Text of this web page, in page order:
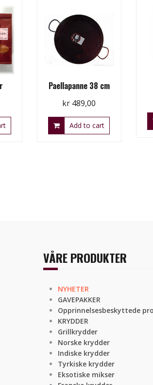
Paellapanne 38 cm
kr 489,00
Add to cart
VÅRE PRODUKTER
NYHETER
GAVEPAKKER
Opprinnelsesbeskyttede
KRYDDER
Grillkrydder
Norske krydder
Indiske krydder
Tyrkiske krydder
Eksotiske mikser